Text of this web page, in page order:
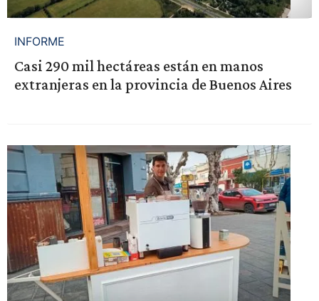
INFORME
Casi 290 mil hectáreas están en manos
extranjeras en la provincia de Buenos Aires